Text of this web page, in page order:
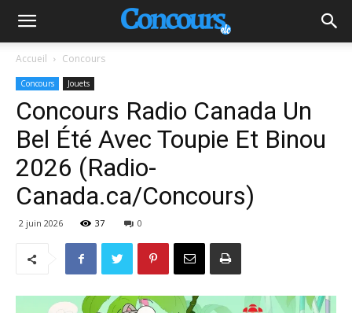
Accueil Concours
Concours Jouets
Concours Radio Canada Un
Bel Été Avec Toupie Et Binou
2026 (Radio-
Canada.ca/Concours)
2 juin 2026 37 0